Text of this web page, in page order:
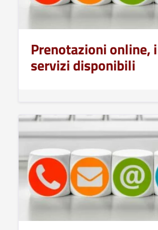
Prenotazioni online, i
servizi disponibili